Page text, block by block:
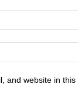
and website in